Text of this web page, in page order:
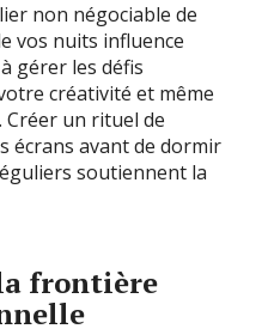
non négociable de
vos nuits influence
gérer les défis
créativité et même
un rituel de
écrans avant de dormir
soutiennent la
frontière